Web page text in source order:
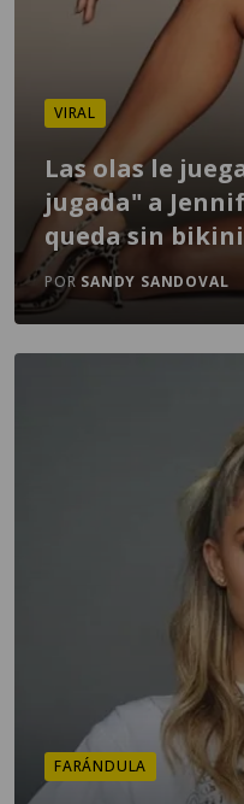
VIRAL
Las olas le
jugada" a
queda sin bikini
POR SANDY SANDOVAL
FARÁNDULA